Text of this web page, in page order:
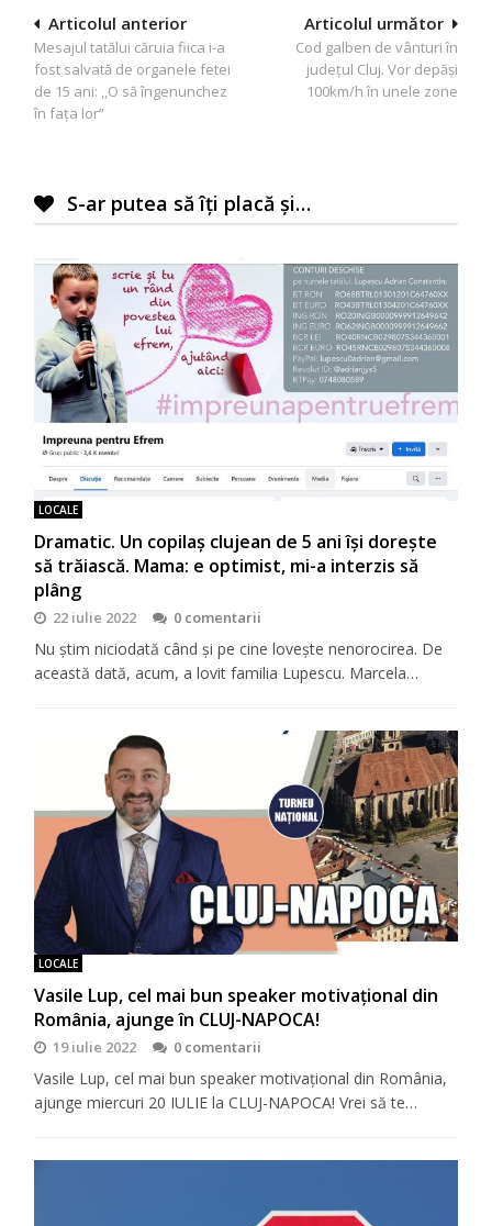
Navigare
în
articole
Articolul următor
Cod galben de vânturi în
județul Cluj. Vor depăși
100km/h în unele zone
Articolul anterior
Mesajul tatălui căruia fiica i-a
fost salvată de organele fetei
de 15 ani: ,,O să îngenunchez
în faţa lor”
S-ar putea să îți placă și…
LOCALE
Dramatic. Un copilaş clujean de 5 ani îşi doreşte
să trăiască. Mama: e optimist, mi-a interzis să
plâng
22 iulie 2022 0 comentarii
Nu ştim niciodată când şi pe cine loveşte nenorocirea. De
această dată, acum, a lovit familia Lupescu. Marcela…
LOCALE
Vasile Lup, cel mai bun speaker motivaţional din
România, ajunge în CLUJ-NAPOCA!
19 iulie 2022 0 comentarii
Vasile Lup, cel mai bun speaker motivaţional din România,
ajunge miercuri 20 IULIE la CLUJ-NAPOCA! Vrei să te…